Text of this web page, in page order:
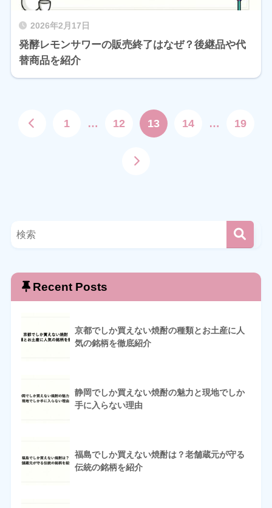
2026年2月17日
発酵レモンサワーの販売終了はなぜ？後継品や代
替商品を紹介
1 … 12 13 14 … 19
Recent Posts
京都でしか買えない焼酎の種類とお土産に人
気の銘柄を徹底紹介
静岡でしか買えない焼酎の魅力と現地でしか
手に入らない理由
福島でしか買えない焼酎は？老舗蔵元が守る
伝統の銘柄を紹介